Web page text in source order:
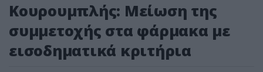
Κουρουμπλής: Μείωση της
συμμετοχής στα φάρμακα με
εισοδηματικά κριτήρια